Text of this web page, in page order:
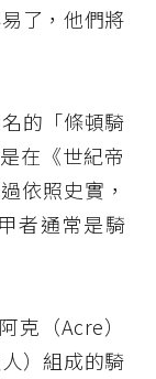
了，他們將
的「條頓騎
在《世紀帝
依照史實，
者通常是騎
克（Acre）
）組成的騎